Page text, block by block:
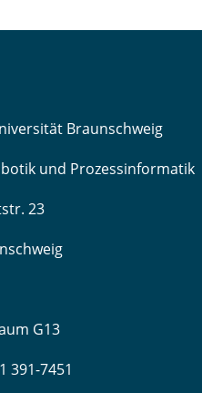
Braunschweig
und Prozessinformatik
23
G13
391-7451